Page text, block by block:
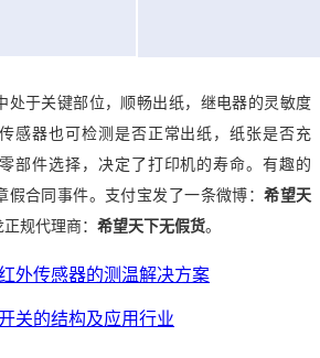
处于关键部位，顺畅出纸，继电器的灵敏度
感器也可检测是否正常出纸，纸张是否充
部件选择，决定了打印机的寿命。有趣的
假合同事件。支付宝发了一条微博：希望天
规代理商： 希望天下无假货。
外传感器的测温解决方案
关的结构及应用行业